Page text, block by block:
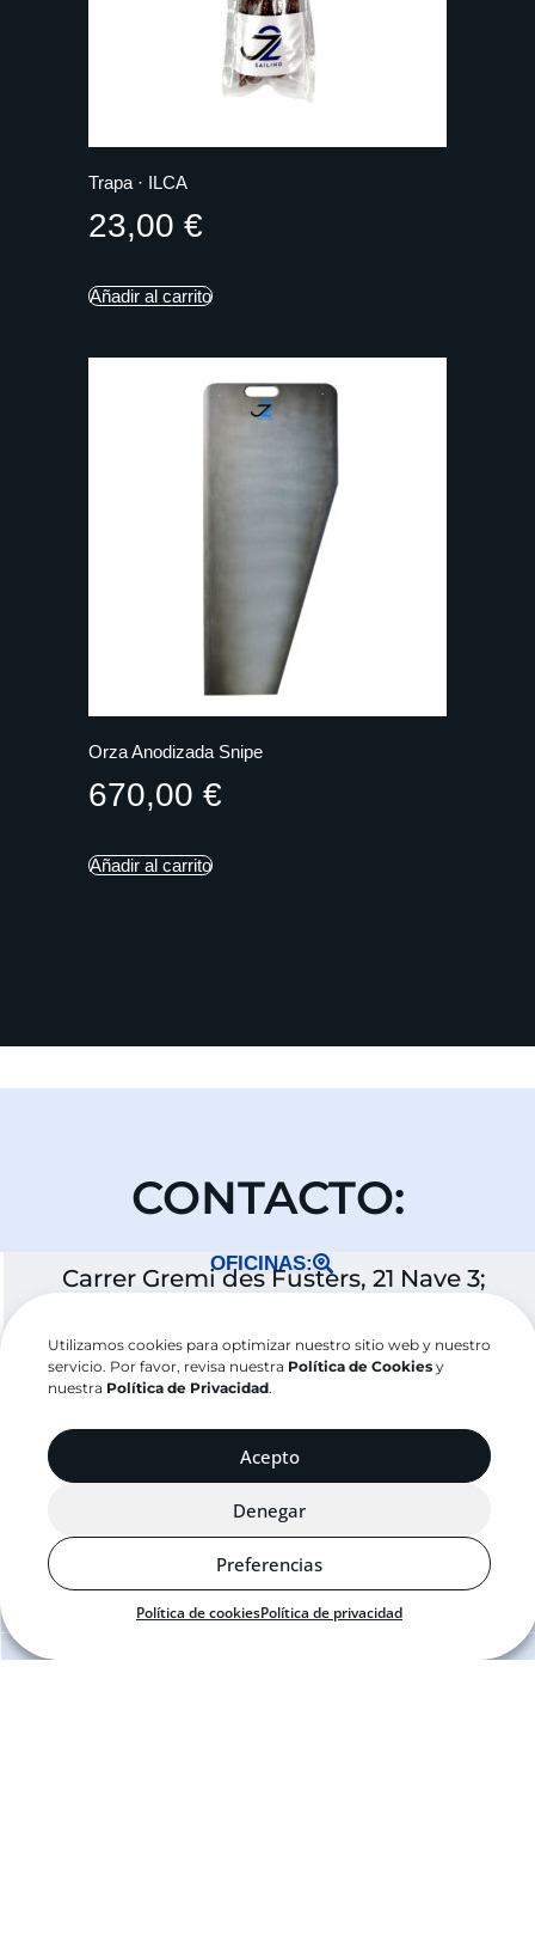
Utilizamos cookies para optimizar nuestro sitio web y nuestro
servicio. Por favor, revisa nuestra Política de Cookies y
nuestra Política de Privacidad.
Acepto
Denegar
Preferencias
Política de cookiesPolítica de privacidad
Trapa · ILCA
23,00 €
Añadir al carrito
Orza Anodizada Snipe
670,00 €
Añadir al carrito
CONTACTO:
OFICINAS:
Carrer Gremi des Fusters, 21 Nave 3;
07009, Son Castelló, Palma de Mallorca-
España
Teléfono:
34 871 903 779
Mail:
info@j2sailing.com
Horario:
Lunes a viernes 8:30 – 16:30